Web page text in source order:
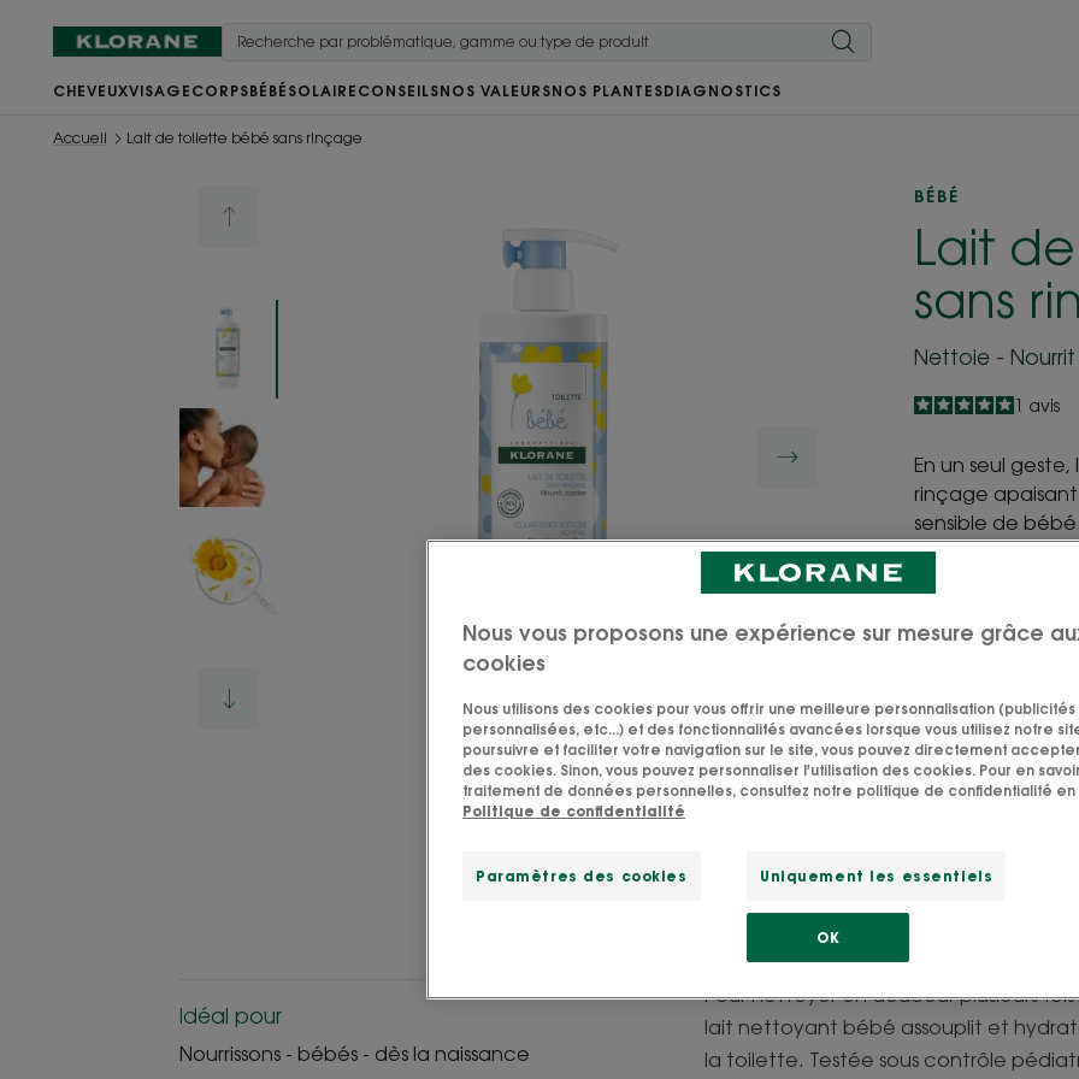
CHEVEUXVISAGE CORPSBÉBÉ SOLAIRE CONSEILSNOS VALEURSNOS PLANTESDIAGNOSTICS
Accueil Lait de toilette bébé sans rinçage
BÉBÉ
Lait
sans
Nettoie -
5/51 avis
En un seul
rinçage
sensible de bébé.
Formule
rinçage.
Nettoyant,
Flacon pompe
Idéal pour
Nourrissons - bébés - dès la naissance
Pour nettoyer en douceur plusieurs
lait nettoyant bébé assouplit et
la toilette. Testée sous contrôle
Nous vous proposons une expérience sur mesure grâce
cookies
Nous utilisons des cookies pour vous offrir une meilleure personnalisation (publicités
personnalisées, etc...) et des fonctionnalités avancées lorsque vous utilisez notre
poursuivre et faciliter votre navigation sur le site, vous pouvez directement
des cookies. Sinon, vous pouvez personnaliser l'utilisation des cookies. Pour en
traitement de données personnelles, consultez notre politique de confidentialité en
Politique de confidentialité
Paramètres des cookies Uniquement les essentiels
OK